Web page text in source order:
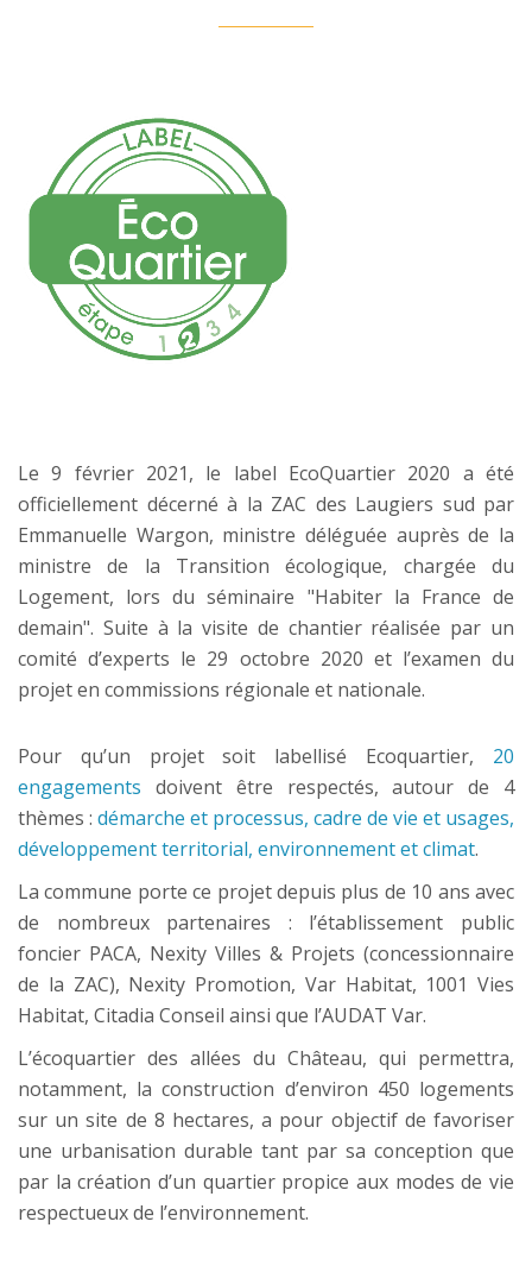
Le 9 février 2021, le label EcoQuartier 2020 a été
officiellement décerné à la ZAC des Laugiers sud par
Emmanuelle Wargon, ministre déléguée auprès de la
ministre de la Transition écologique, chargée du
Logement, lors du séminaire "Habiter la France de
demain". Suite à la visite de chantier réalisée par un
comité d’experts le 29 octobre 2020 et l’examen du
projet en commissions régionale et nationale.
Pour qu’un projet soit labellisé Ecoquartier, 20
engagements doivent être respectés, autour de 4
thèmes : démarche et processus, cadre de vie et usages,
développement territorial, environnement et climat.
La commune porte ce projet depuis plus de 10 ans avec
de nombreux partenaires : l’établissement public
foncier PACA, Nexity Villes & Projets (concessionnaire
de la ZAC), Nexity Promotion, Var Habitat, 1001 Vies
Habitat, Citadia Conseil ainsi que l’AUDAT Var.
L’écoquartier des allées du Château, qui permettra,
notamment, la construction d’environ 450 logements
sur un site de 8 hectares, a pour objectif de favoriser
une urbanisation durable tant par sa conception que
par la création d’un quartier propice aux modes de vie
respectueux de l’environnement.